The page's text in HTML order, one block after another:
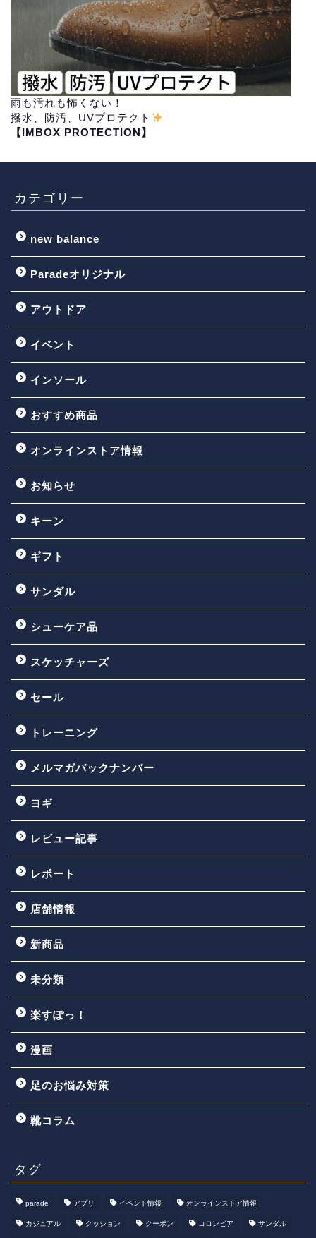
雨も汚れも怖くない！
撥水、防汚、UVプロテクト
【IMBOX PROTECTION】
カテゴリー
new balance
Paradeオリジナル
アウトドア
イベント
インソール
おすすめ商品
オンラインストア情報
お知らせ
キーン
ギフト
サンダル
シューケア品
スケッチャーズ
セール
トレーニング
メルマガバックナンバー
ヨギ
レビュー記事
レポート
店舗情報
新商品
未分類
楽すぽっ！
漫画
足のお悩み対策
靴コラム
タグ
parade アプリ イベント情報 オンラインストア情報
カジュアル クッション クーポン コロンビア サンダル